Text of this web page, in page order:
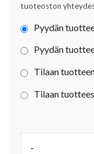
tuoteoston
Pyydän
Pyydän
Tilaan
Tilaan
-